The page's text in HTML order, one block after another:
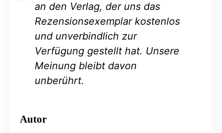
an den Verlag, der uns das
Rezensionsexemplar kostenlos
und unverbindlich zur
Verfügung gestellt hat. Unsere
Meinung bleibt davon
unberührt.
Autor